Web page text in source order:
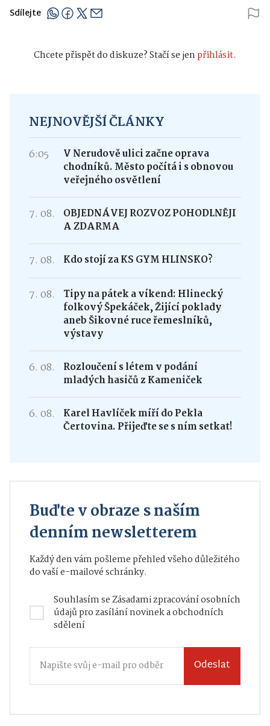
Sdílejte
Chcete přispět do diskuze? Stačí se jenpřihlásit.
NEJNOVĚJŠÍ ČLÁNKY
6:05
V Nerudově ulici začne oprava
chodníků. Město počítá i s obnovou
veřejného osvětlení
7. 08.
OBJEDNÁVEJ ROZVOZ POHODLNĚJI
A ZDARMA
7. 08. Kdo stojí za KS GYM HLINSKO?
7. 08.
Tipy na pátek a víkend: Hlinecký
folkový Špekáček, Žijící poklady
aneb Šikovné ruce řemeslníků,
výstavy
6. 08.
Rozloučení s létem v podání
mladých hasičů z Kameniček
6. 08.
Karel Havlíček míří do Pekla
Čertovina. Přijeďte se s ním setkat!
Buďte v obraze s naším
denním newsletterem
Každý den vám pošleme přehled všeho důležitého
do vaší e-mailové schránky.
Souhlasím seZásadami zpracování osobních
údajůpro zasílání novinek a obchodních
sdělení
Odeslat